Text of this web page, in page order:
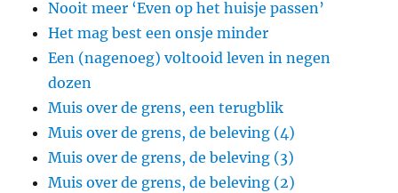
Nooit meer ‘Even op het huisje passen’
Het mag best een onsje minder
Een (nagenoeg) voltooid leven in negen
dozen
Muis over de grens, een terugblik
Muis over de grens, de beleving (4)
Muis over de grens, de beleving (3)
Muis over de grens, de beleving (2)